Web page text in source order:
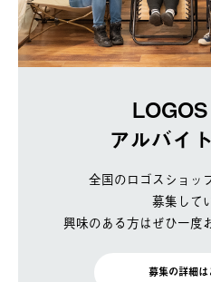
アルバイ
全国のロゴスショッ
募集して
興味のある方はぜひ一度
募集の詳細は